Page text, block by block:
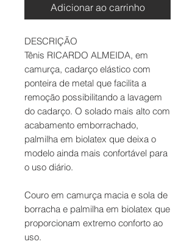
Adicionar ao carrinho
DESCRIÇÃO
Tênis RICARDO ALMEIDA, em
camurça, cadarço elástico com
ponteira de metal que facilita a
remoção possibilitando a lavagem
do cadarço. O solado mais alto com
acabamento emborrachado,
palmilha em biolatex que deixa o
modelo ainda mais confortável para
o uso diário.
Couro em camurça macia e sola de
borracha e palmilha em biolatex que
proporcionam extremo conforto ao
uso.